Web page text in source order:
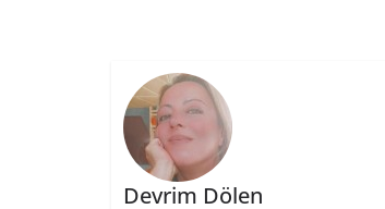
Devrim Dölen